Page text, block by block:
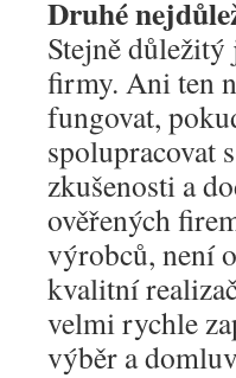
Druhé
Stejně
firmy. Ani ten
fungovat,
spolupracovat
zkušenosti a
ověřených
výrobců, není
kvalitní
velmi rychle
výběr a